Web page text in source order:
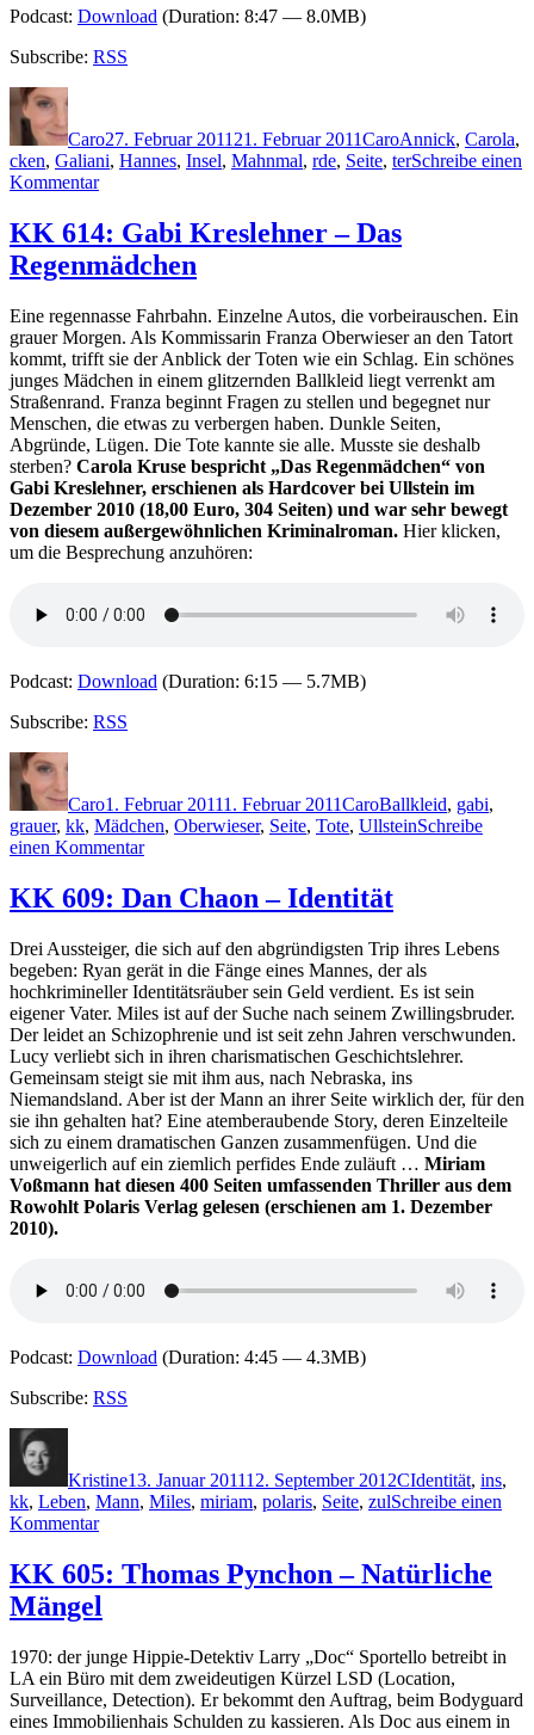
Podcast: Download (Duration: 8:47 — 8.0MB)
Subscribe: RSS
Autor
Caro27. Februar 201121. Februar 2011CaroAnnick, Carola,
cken, Galiani, Hannes, Insel, Mahnmal, rde, Seite, terSchreibe einen
Kommentarzu
632:
Linus
Reichlin
Er
KK 614: Gabi Kreslehner – Das
Regenmädchen
Eine regennasse Fahrbahn. Einzelne Autos, die vorbeirauschen. Ein
grauer Morgen. Als Kommissarin Franza Oberwieser an den Tatort
kommt, trifft sie der Anblick der Toten wie ein Schlag. Ein schönes
junges Mädchen in einem glitzernden Ballkleid liegt verrenkt am
Straßenrand. Franza beginnt Fragen zu stellen und begegnet nur
Menschen, die etwas zu verbergen haben. Dunkle Seiten,
Abgründe, Lügen. Die Tote kannte sie alle. Musste sie deshalb
sterben? Carola Kruse bespricht „Das Regenmädchen“ von
Gabi Kreslehner, erschienen als Hardcover bei Ullstein im
Dezember 2010 (18,00 Euro, 304 Seiten) und war sehr bewegt
von diesem außergewöhnlichen Kriminalroman. Hier klicken,
um die Besprechung anzuhören:
Podcast: Download (Duration: 6:15 — 5.7MB)
Subscribe: RSS
Autor
Caro1. Februar 20111. Februar 2011CaroBallkleid, gabi,
grauer, kk, Mädchen, Oberwieser, Seite, Tote, UllsteinSchreibe
einen Kommentarzu
Gabi
–
Das
Regenmädchen
KK 609: Dan Chaon – Identität
Drei Aussteiger, die sich auf den abgründigsten Trip ihres Lebens
begeben: Ryan gerät in die Fänge eines Mannes, der als
hochkrimineller Identitätsräuber sein Geld verdient. Es ist sein
eigener Vater. Miles ist auf der Suche nach seinem Zwillingsbruder.
Der leidet an Schizophrenie und ist seit zehn Jahren verschwunden.
Lucy verliebt sich in ihren charismatischen Geschichtslehrer.
Gemeinsam steigt sie mit ihm aus, nach Nebraska, ins
Niemandsland. Aber ist der Mann an ihrer Seite wirklich der, für den
sie ihn gehalten hat? Eine atemberaubende Story, deren Einzelteile
sich zu einem dramatischen Ganzen zusammenfügen. Und die
unweigerlich auf ein ziemlich perfides Ende zuläuft … Miriam
Voßmann hat diesen 400 Seiten umfassenden Thriller aus dem
Rowohlt Polaris Verlag gelesen (erschienen am 1. Dezember
2010).
Podcast: Download (Duration: 4:45 — 4.3MB)
Subscribe: RSS
Kristine13. Januar 201112. September 2012CIdentität, ins,
kk, Leben, Mann, Miles, miriam, polaris, Seite, zulSchreibe einen
Kommentarzu
609:
Dan
Identität
KK 605: Thomas Pynchon – Natürliche
Mängel
1970: der junge Hippie-Detektiv Larry „Doc“ Sportello betreibt in
LA ein Büro mit dem zweideutigen Kürzel LSD (Location,
Surveillance, Detection). Er bekommt den Auftrag, beim Bodyguard
eines Immobilienhais Schulden zu kassieren. Als Doc aus einem in